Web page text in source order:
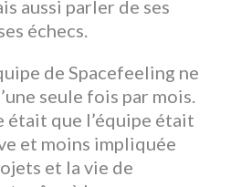
aussi parler de ses
échecs.
de Spacefeeling ne
seule fois par mois.
était que l’équipe était
et moins impliquée
et la vie de